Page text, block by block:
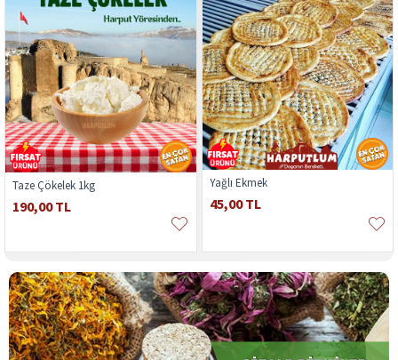
Taze Çökelek 1kg
190,00 TL
Yağlı Ekmek
45,00 TL